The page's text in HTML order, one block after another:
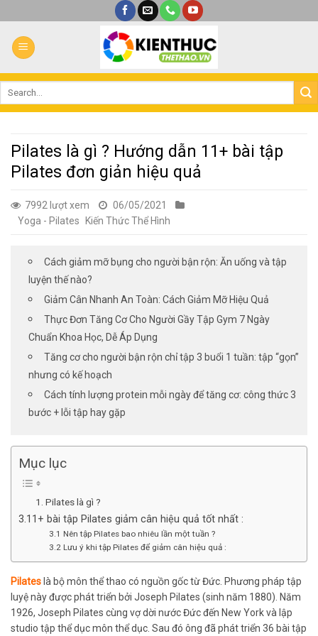
qua
nội
dung
Pilates là gì ? Hướng dẫn 11+ bài tập
Pilates đơn giản hiệu quả
7992 lượt xem
06/05/2021
Yoga - Pilates
Kiến Thức Thể Hình
Cách giảm mỡ bụng cho người bận rộn: Ăn uống và tập
luyện thế nào?
Giảm Cân Nhanh An Toàn: Cách Giảm Mỡ Hiệu Quả
Thực Đơn Tăng Cơ Cho Người Gầy Tập Gym 7 Ngày
Chuẩn Khoa Học, Dễ Áp Dụng
Tăng cơ cho người bận rộn chỉ tập 3 buổi 1 tuần: tập “gọn”
nhưng có kế hoạch
Cách tính lượng protein mỗi ngày để tăng cơ: công thức 3
bước + lỗi tập hay gặp
Mục lục
1. Pilates là gì ?
3.11+ bài tập Pilates giảm cân hiệu quả tốt nhất :
3.1 Nên tập Pilates bao nhiêu lần một tuần ?
3.2 Lưu ý khi tập Pilates để giảm cân hiệu quả :
Pilates là bộ môn thể thao có nguồn gốc từ Đức. Phương pháp tập
luyệ này được phát triển bởi Joseph Pilates (sinh năm 1880). Năm
1926, Joseph Pilates cùng vợ dời nước Đức đến New York và lập
studio tập thể dục môn thể dục. Sau đó ông đã phát triển 36 bài tập